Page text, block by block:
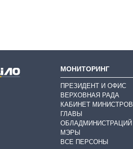
МОНИТОРИНГ
ПРЕЗИДЕНТ И ОФИС
ВЕРХОВНАЯ РАДА
КАБИНЕТ МИНИСТРОВ
ГЛАВЫ
ОБЛАДМИНИСТРАЦИЙ
МЭРЫ
ВСЕ ПЕРСОНЫ